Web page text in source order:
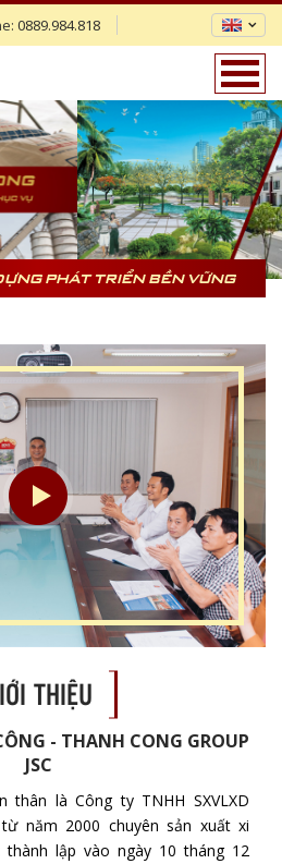
0889.984.818
PHÁT TRIỂN BỀN VỮNG
THIỆU
- THANH CONG GROUP
JSC
thân là Công ty TNHH SXVLXD
năm 2000 chuyên sản xuất xi
lập vào ngày 10 tháng 12